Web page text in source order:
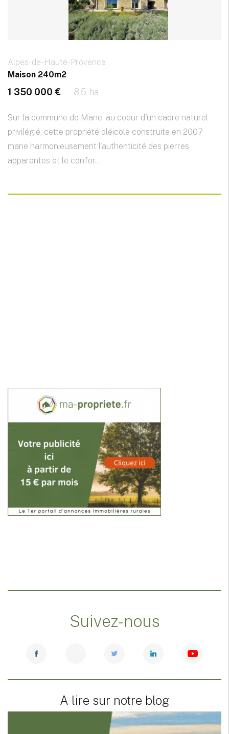
Alpes-de-Haute-Provence
Maison 240m2
1 350 000 € 8.5 ha
Sur la commune de Mane, au coeur d'un cadre naturel
privilégié, cette propriété oléicole construite en 2007
marie harmonieusement l'authenticité des pierres
apparentes et le confor...
Suivez-nous
A lire sur notre blog